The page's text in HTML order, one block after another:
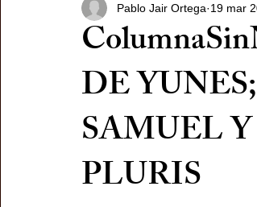
DE
SAMUEL
PLURIS
Pablo Jair Ortega 19 mar